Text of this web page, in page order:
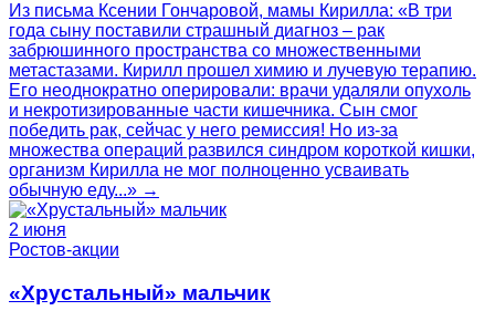
Из письма Ксении Гончаровой, мамы Кирилла: «В три
года сыну поставили страшный диагноз – рак
забрюшинного пространства со множественными
метастазами. Кирилл прошел химию и лучевую терапию.
Его неоднократно оперировали: врачи удаляли опухоль
и некротизированные части кишечника. Сын смог
победить рак, сейчас у него ремиссия! Но из-за
множества операций развился синдром короткой кишки,
организм Кирилла не мог полноценно усваивать
обычную еду...» →
2 июня
Ростов-акции
«Хрустальный» мальчик